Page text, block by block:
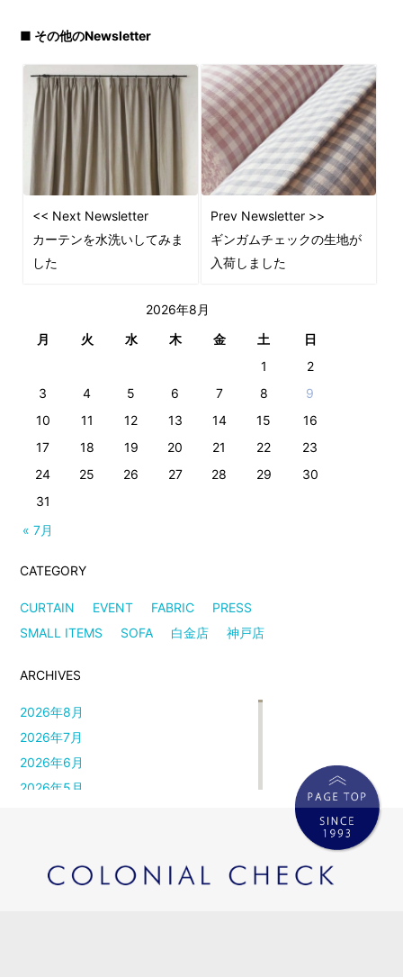
■ その他のNewsletter
<< Next Newsletter
カーテンを水洗いしてみま
した
Prev Newsletter >>
ギンガムチェックの生地が
入荷しました
2026年8月
月
火 水 木 金 土 日
« 7月
1
2
3
4 5 6 7 8
9
10
11 12 13 14 15
16
17
18 19 20 21 22
23
24
25 26 27 28 29
30
31
CATEGORY
CURTAIN EVENT FABRIC
PRESS
SMALL ITEMS
SOFA 白金店 神戸店
ARCHIVES
2026年8月
2026年7月
2026年6月
2026年5月
2026年2月
2026年1月